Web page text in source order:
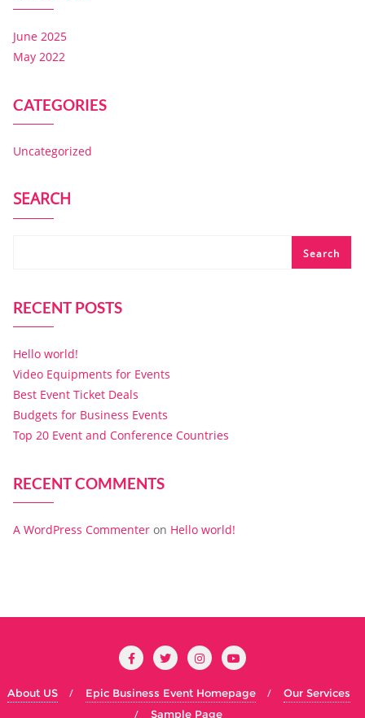
June 2025
May 2022
CATEGORIES
Uncategorized
SEARCH
Search
RECENT POSTS
Hello world!
Video Equipments for Events
Best Event Ticket Deals
Budgets for Business Events
Top 20 Event and Conference Countries
RECENT COMMENTS
A WordPress Commenter on Hello world!
About US Epic Business Event Homepage
Our Services
Sample Page